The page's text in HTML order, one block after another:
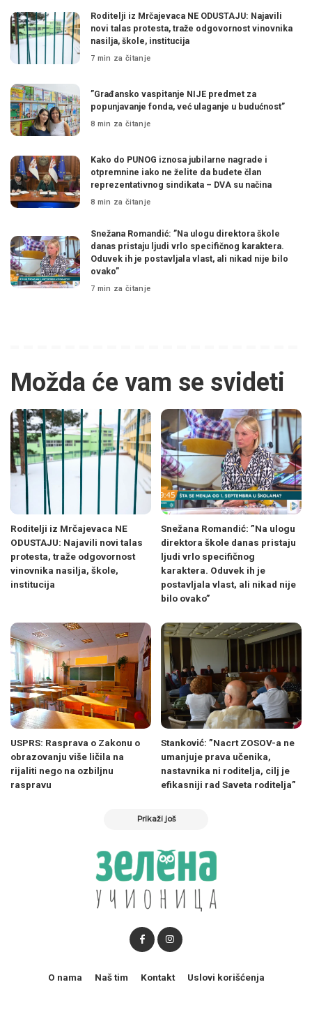
Roditelji iz Mrčajevaca NE ODUSTAJU: Najavili
novi talas protesta, traže odgovornost vinovnika
nasilja, škole, institucija
7 min za čitanje
”Građansko vaspitanje NIJE predmet za
popunjavanje fonda, već ulaganje u budućnost”
8 min za čitanje
Kako do PUNOG iznosa jubilarne nagrade i
otpremnine iako ne želite da budete član
reprezentativnog sindikata – DVA su načina
8 min za čitanje
Snežana Romandić: ”Na ulogu direktora škole
danas pristaju ljudi vrlo specifičnog karaktera.
Oduvek ih je postavljala vlast, ali nikad nije bilo
ovako”
7 min za čitanje
Možda će vam se svideti
Roditelji iz Mrčajevaca NE
ODUSTAJU: Najavili novi talas
protesta, traže odgovornost
vinovnika nasilja, škole,
institucija
Snežana Romandić: ”Na ulogu
direktora škole danas pristaju
ljudi vrlo specifičnog
karaktera. Oduvek ih je
postavljala vlast, ali nikad nije
bilo ovako”
USPRS: Rasprava o Zakonu o
obrazovanju više ličila na
rijaliti nego na ozbiljnu
raspravu
Stanković: ”Nacrt ZOSOV-a ne
umanjuje prava učenika,
nastavnika ni roditelja, cilj je
efikasniji rad Saveta roditelja”
Prikaži još
O nama Naš tim Kontakt Uslovi korišćenja